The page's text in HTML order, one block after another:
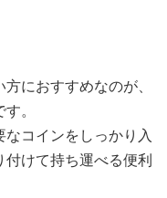
におすすめなのが、
。
コインをしっかり入
けて持ち運べる便利